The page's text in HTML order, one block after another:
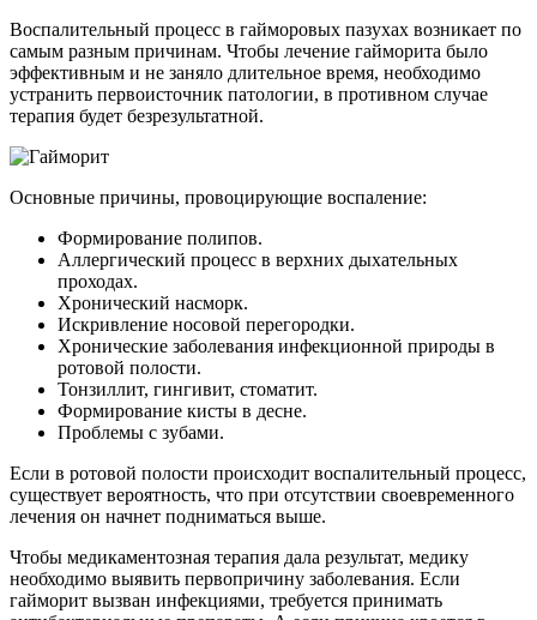
Воспалительный процесс в гайморовых пазухах возникает по
самым разным причинам. Чтобы лечение гайморита было
эффективным и не заняло длительное время, необходимо
устранить первоисточник патологии, в противном случае
терапия будет безрезультатной.
Основные причины, провоцирующие воспаление:
Формирование полипов.
Аллергический процесс в верхних дыхательных
проходах.
Хронический насморк.
Искривление носовой перегородки.
Хронические заболевания инфекционной природы в
ротовой полости.
Тонзиллит, гингивит, стоматит.
Формирование кисты в десне.
Проблемы с зубами.
Если в ротовой полости происходит воспалительный процесс,
существует вероятность, что при отсутствии своевременного
лечения он начнет подниматься выше.
Чтобы медикаментозная терапия дала результат, медику
необходимо выявить первопричину заболевания. Если
гайморит вызван инфекциями, требуется принимать